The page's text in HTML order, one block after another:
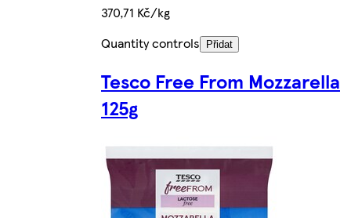
370,71 Kč/kg
Quantity controls
Přidat
Tesco Free From Mozzarella
125g